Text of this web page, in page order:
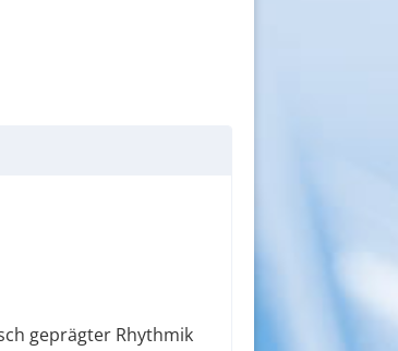
geprägter Rhythmik